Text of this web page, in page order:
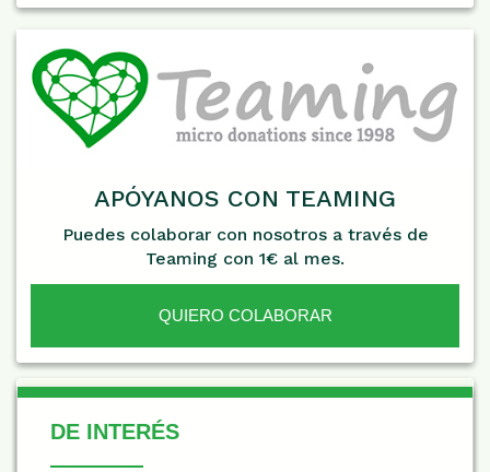
APÓYANOS CON TEAMING
Puedes colaborar con nosotros a través de
Teaming con 1€ al mes.
QUIERO COLABORAR
De Interés
DE INTERÉS